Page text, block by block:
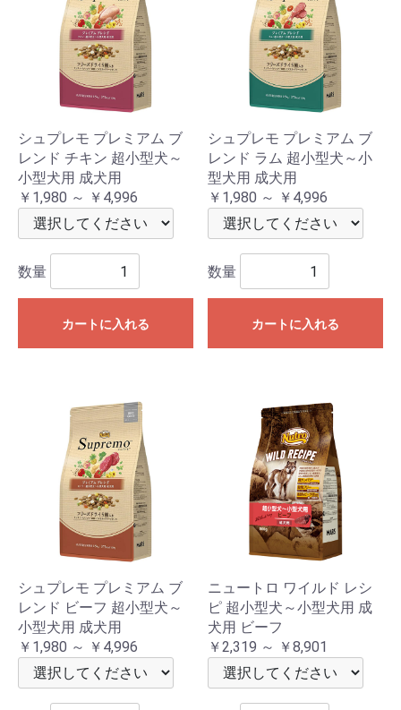
シュプレモ プレミアム ブ
レンド チキン 超小型犬～
小型犬用 成犬用
￥1,980 ～ ￥4,996
数量
カートに入れる
シュプレモ プレミアム ブ
レンド ラム 超小型犬～小
型犬用 成犬用
￥1,980 ～ ￥4,996
数量
カートに入れる
シュプレモ プレミアム ブ
レンド ビーフ 超小型犬～
小型犬用 成犬用
￥1,980 ～ ￥4,996
ニュートロ ワイルド レシ
ピ 超小型犬～小型犬用 成
犬用 ビーフ
￥2,319 ～ ￥8,901